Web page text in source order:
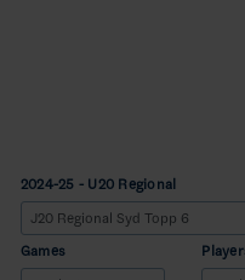
2024-25 - U20 Regional
Games